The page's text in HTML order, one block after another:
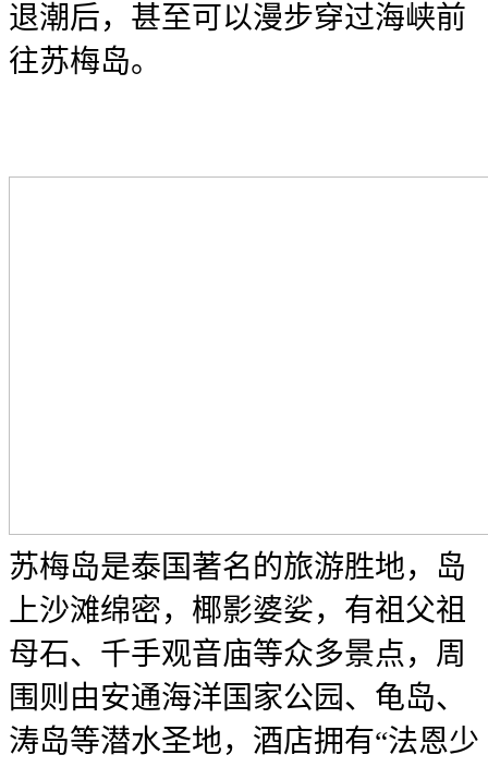
退潮后，甚至可以漫步穿过海峡前
往苏梅岛。
苏梅岛是泰国著名的旅游胜地，岛
上沙滩绵密，椰影婆娑，有祖父祖
母石、千手观音庙等众多景点，周
围则由安通海洋国家公园、龟岛、
涛岛等潜水圣地，酒店拥有“法恩少